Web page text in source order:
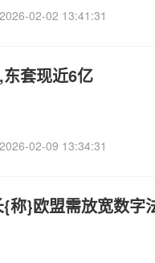
2026-02-02 13:41:31
套现近6亿
2026-02-09 13:34:31
{称}欧盟需放宽数